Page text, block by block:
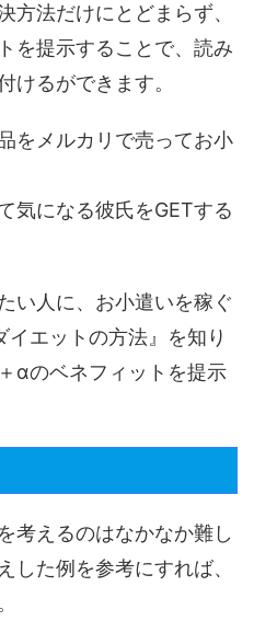
方法だけにとどまらず、
を提示することで、読み
けるができます。
をメルカリで売ってお小
気になる彼氏をGETする
い人に、お小遣いを稼ぐ
エットの方法』を知り
αのベネフィットを提示
考えるのはなかなか難し
した例を参考にすれば、